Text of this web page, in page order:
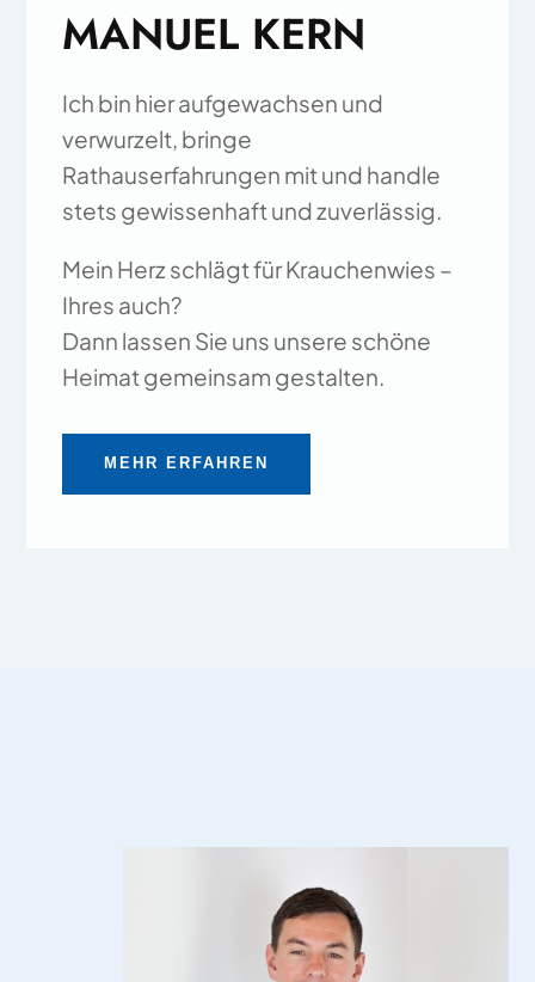
MANUEL KERN
Ich bin hier aufgewachsen und
verwurzelt, bringe
Rathauserfahrungen mit und handle
stets gewissenhaft und zuverlässig.
Mein Herz schlägt für Krauchenwies –
Ihres auch?
Dann lassen Sie uns unsere schöne
Heimat gemeinsam gestalten.
MEHR ERFAHREN